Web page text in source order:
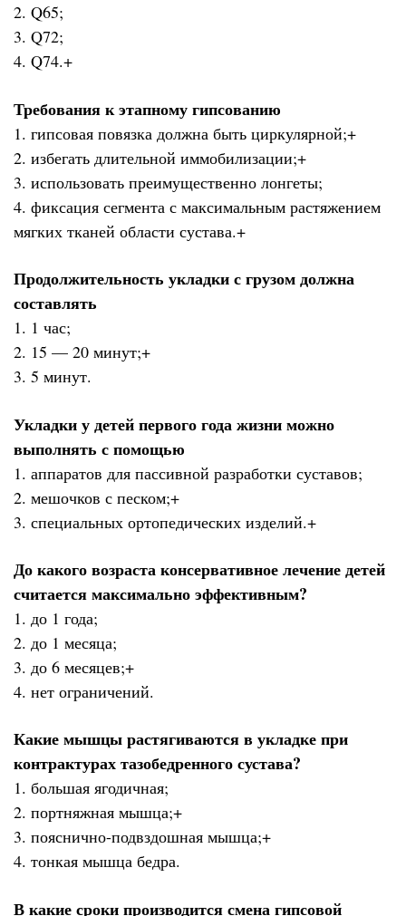
2. Q65;
3. Q72;
4. Q74.+
Требования к этапному гипсованию
1. гипсовая повязка должна быть циркулярной;+
2. избегать длительной иммобилизации;+
3. использовать преимущественно лонгеты;
4. фиксация сегмента с максимальным растяжением
мягких тканей области сустава.+
Продолжительность укладки с грузом должна
составлять
1. 1 час;
2. 15 — 20 минут;+
3. 5 минут.
Укладки у детей первого года жизни можно
выполнять с помощью
1. аппаратов для пассивной разработки суставов;
2. мешочков с песком;+
3. специальных ортопедических изделий.+
До какого возраста консервативное лечение детей
считается максимально эффективным?
1. до 1 года;
2. до 1 месяца;
3. до 6 месяцев;+
4. нет ограничений.
Какие мышцы растягиваются в укладке при
контрактурах тазобедренного сустава?
1. большая ягодичная;
2. портняжная мышца;+
3. пояснично-подвздошная мышца;+
4. тонкая мышца бедра.
В какие сроки производится смена гипсовой